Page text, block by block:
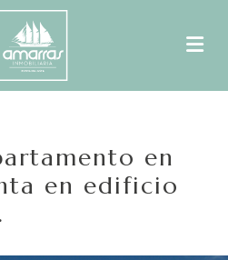
en
en edificio